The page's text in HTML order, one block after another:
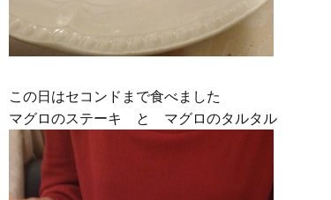
この日はセコンドまで食べました
マグロのステーキ と マグロのタルタル